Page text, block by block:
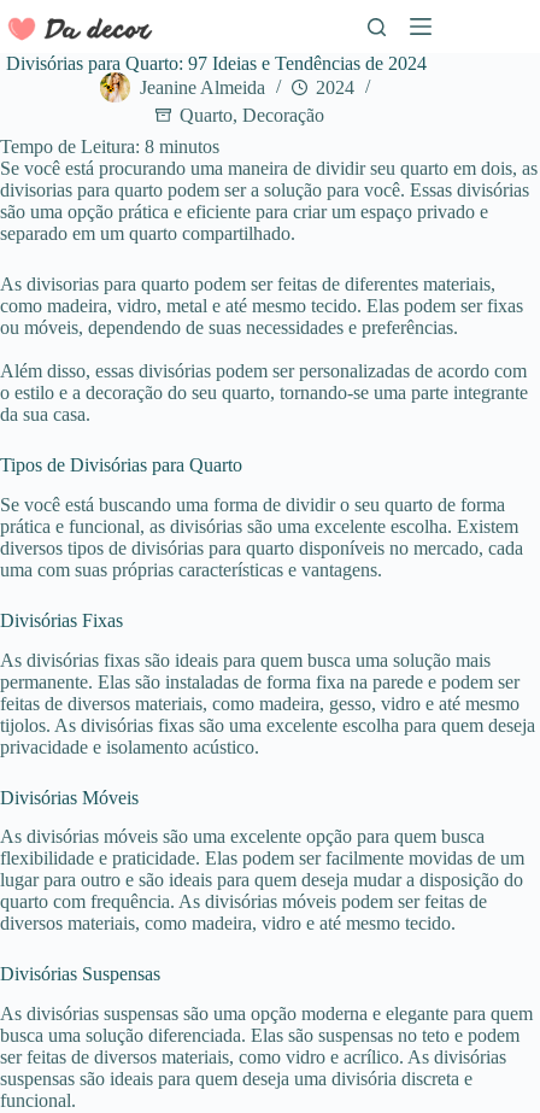
para
o
conteúdo
Divisórias para Quarto: 97 Ideias e Tendências de 2024
Jeanine Almeida
2024
Quarto,Decoração
Tempo de Leitura: 8 minutos
Se você está procurando uma maneira de dividir seu quarto em dois, as
divisorias para quarto podem ser a solução para você. Essas divisórias
são uma opção prática e eficiente para criar um espaço privado e
separado em um quarto compartilhado.
As divisorias para quarto podem ser feitas de diferentes materiais,
como madeira, vidro, metal e até mesmo tecido. Elas podem ser fixas
ou móveis, dependendo de suas necessidades e preferências.
Além disso, essas divisórias podem ser personalizadas de acordo com
o estilo e a decoração do seu quarto, tornando-se uma parte integrante
da sua casa.
Tipos de Divisórias para Quarto
Se você está buscando uma forma de dividir o seu quarto de forma
prática e funcional, as divisórias são uma excelente escolha. Existem
diversos tipos de divisórias para quarto disponíveis no mercado, cada
uma com suas próprias características e vantagens.
Divisórias Fixas
As divisórias fixas são ideais para quem busca uma solução mais
permanente. Elas são instaladas de forma fixa na parede e podem ser
feitas de diversos materiais, como madeira, gesso, vidro e até mesmo
tijolos. As divisórias fixas são uma excelente escolha para quem deseja
privacidade e isolamento acústico.
Divisórias Móveis
As divisórias móveis são uma excelente opção para quem busca
flexibilidade e praticidade. Elas podem ser facilmente movidas de um
lugar para outro e são ideais para quem deseja mudar a disposição do
quarto com frequência. As divisórias móveis podem ser feitas de
diversos materiais, como madeira, vidro e até mesmo tecido.
Divisórias Suspensas
As divisórias suspensas são uma opção moderna e elegante para quem
busca uma solução diferenciada. Elas são suspensas no teto e podem
ser feitas de diversos materiais, como vidro e acrílico. As divisórias
suspensas são ideais para quem deseja uma divisória discreta e
funcional.